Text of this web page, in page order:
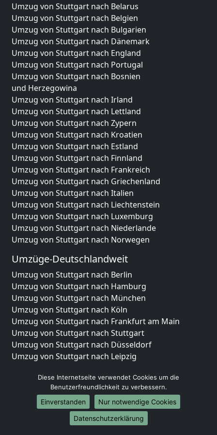
Umzug von Stuttgart nach Belarus
Umzug von Stuttgart nach Belgien
Umzug von Stuttgart nach Bulgarien
Umzug von Stuttgart nach Dänemark
Umzug von Stuttgart nach England
Umzug von Stuttgart nach Portugal
Umzug von Stuttgart nach Bosnien
und Herzegowina
Umzug von Stuttgart nach Irland
Umzug von Stuttgart nach Lettland
Umzug von Stuttgart nach Zypern
Umzug von Stuttgart nach Kroatien
Umzug von Stuttgart nach Estland
Umzug von Stuttgart nach Finnland
Umzug von Stuttgart nach Frankreich
Umzug von Stuttgart nach Griechenland
Umzug von Stuttgart nach Italien
Umzug von Stuttgart nach Liechtenstein
Umzug von Stuttgart nach Luxemburg
Umzug von Stuttgart nach Niederlande
Umzug von Stuttgart nach Norwegen
Umzüge-Deutschlandweit
Umzug von Stuttgart nach Berlin
Umzug von Stuttgart nach Hamburg
Umzug von Stuttgart nach München
Umzug von Stuttgart nach Köln
Umzug von Stuttgart nach Frankfurt am Main
Umzug von Stuttgart nach Stuttgart
Umzug von Stuttgart nach Düsseldorf
Umzug von Stuttgart nach Leipzig
Umzug von Stuttgart nach Essen
Umzug von Stuttgart nach Bremen
Umzug von Stuttgart nach Dresden
Umzug von Stuttgart nach Hannover
Umzug von Stuttgart nach Nürnberg
Diese Internetseite verwendet Cookies um die
Benutzerfreundlichkeit zu verbessern.
Einverstanden
Nur notwendige Cookies
Datenschutzerklärung